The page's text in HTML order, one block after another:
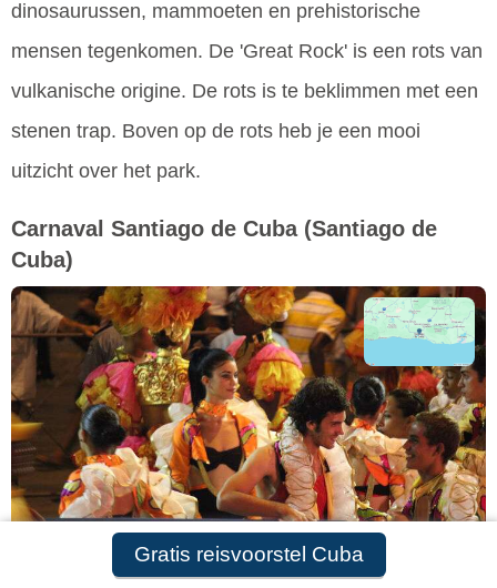
Gratis reisvoorstel Cuba
dinosaurussen, mammoeten en prehistorische
mensen tegenkomen. De 'Great Rock' is een rots van
vulkanische origine. De rots is te beklimmen met een
stenen trap. Boven op de rots heb je een mooi
uitzicht over het park.
Carnaval Santiago de Cuba (Santiago de
Cuba)